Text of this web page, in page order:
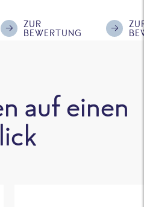
ZUR
BEWERTUNG
auf einen